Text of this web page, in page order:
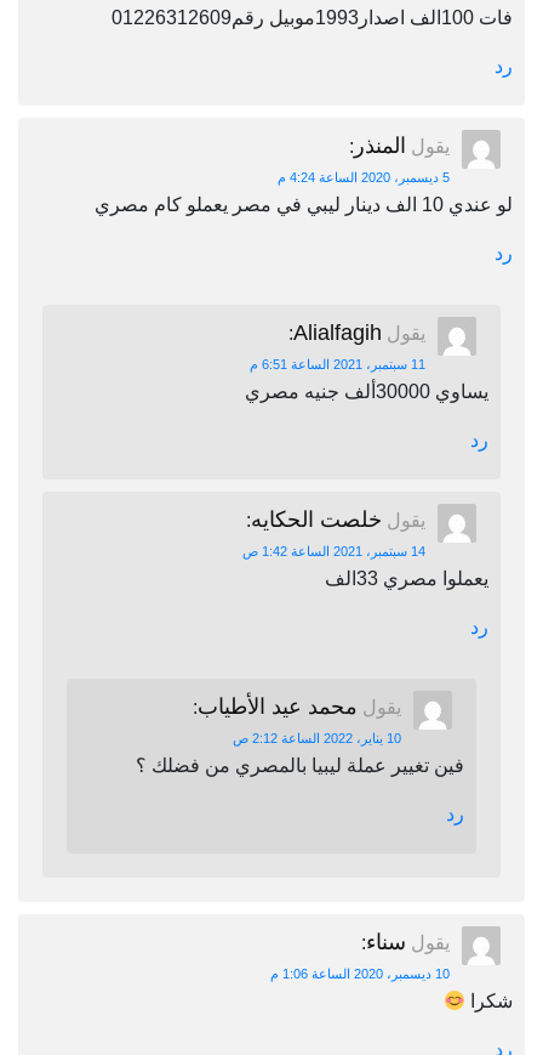
فات 100الف اصدار1993موبيل رقم01226312609
رد
يقول المنذر :
5 ديسمبر، 2020 الساعة 4:24 م
لو عندي 10 الف دينار ليبي في مصر يعملو كام مصري
رد
يقول Alialfagih
:
11 سبتمبر، 2021 الساعة 6:51 م
يساوي 30000ألف جنيه مصري
رد
يقول خلصت الحكايه:
14 سبتمبر، 2021 الساعة 1:42 ص
يعملوا مصري 33الف
رد
يقول محمد عيد الأطياب:
10 يناير، 2022 الساعة 2:12 ص
فين تغيير عملة ليبيا بالمصري من فضلك ؟
رد
يقول سناء:
10 ديسمبر، 2020 الساعة 1:06 م
شكرا
رد